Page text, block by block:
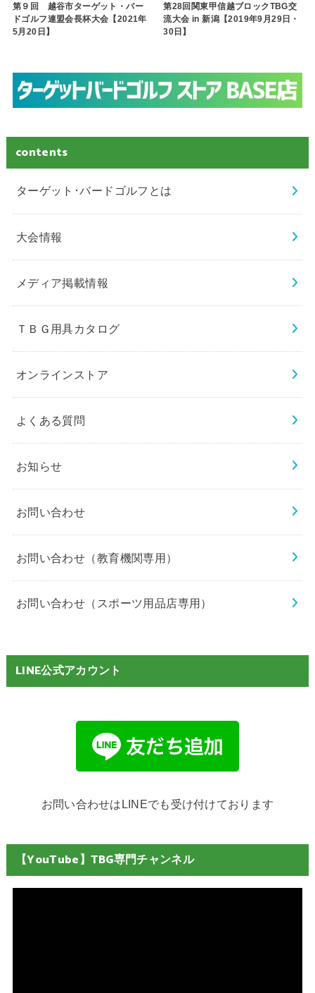
第９回 越谷市ターゲット・バー
ドゴルフ連盟会長杯大会【2021年
5月20日】
第28回関東甲信越ブロックTBG交
流大会 in 新潟【2019年9月29日・
30日】
contents
ターゲット･バードゴルフとは
大会情報
メディア掲載情報
ＴＢＧ用具カタログ
オンラインストア
よくある質問
お知らせ
お問い合わせ
お問い合わせ（教育機関専用）
お問い合わせ（スポーツ用品店専用）
LINE公式アカウント
お問い合わせはLINEでも受け付けております
【YouTube】TBG専門チャンネル